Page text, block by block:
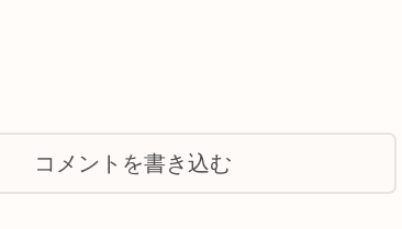
コメントを書き込む